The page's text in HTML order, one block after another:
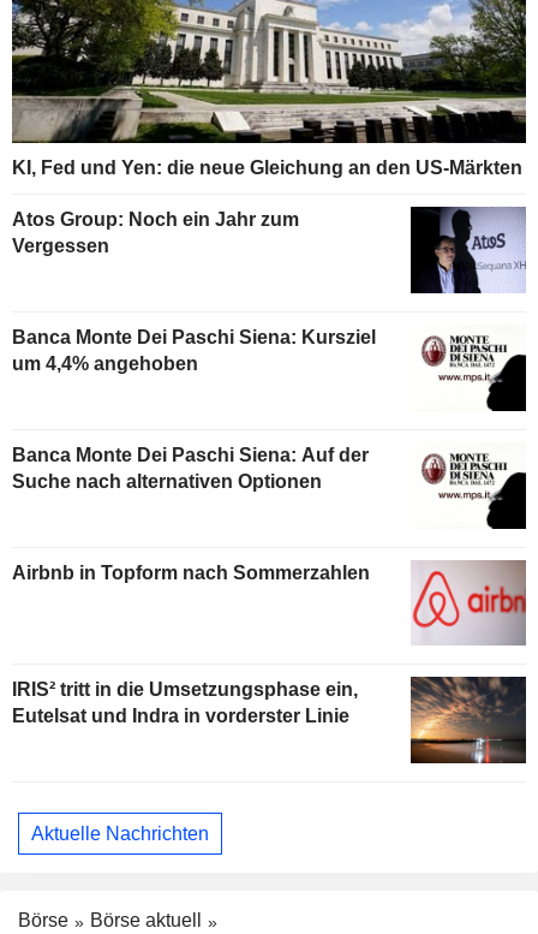
KI, Fed und Yen: die neue Gleichung an den US-Märkten
Atos Group: Noch ein Jahr zum
Vergessen
Banca Monte Dei Paschi Siena: Kursziel
um 4,4% angehoben
Banca Monte Dei Paschi Siena: Auf der
Suche nach alternativen Optionen
Airbnb in Topform nach Sommerzahlen
IRIS² tritt in die Umsetzungsphase ein,
Eutelsat und Indra in vorderster Linie
Aktuelle Nachrichten
Börse
Börse aktuell